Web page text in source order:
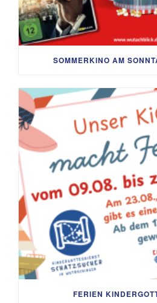
SOMMERKINO AM
FERIEN